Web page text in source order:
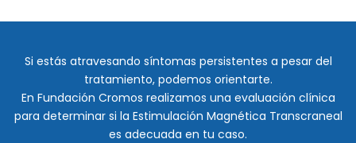
Si estás atravesando síntomas persistentes a pesar del
tratamiento, podemos orientarte.
En Fundación Cromos realizamos una evaluación clínica
para determinar si la Estimulación Magnética Transcraneal
es adecuada en tu caso.